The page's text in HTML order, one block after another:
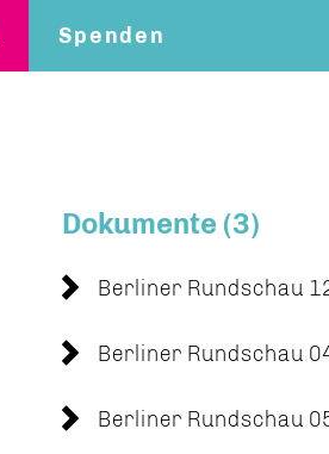
Spenden
Dokumente (3)
Berliner Rundschau
Berliner Rundschau
Berliner Rundschau